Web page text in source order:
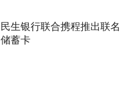
民生银行联合携程推出联名
储蓄卡